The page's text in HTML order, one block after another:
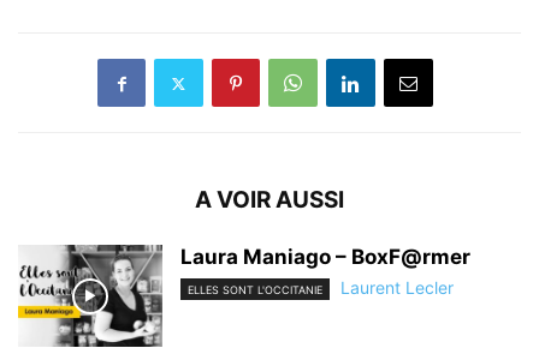
A VOIR AUSSI
Laura Maniago – BoxF@rmer
ELLES SONT L'OCCITANIE Laurent Lecler